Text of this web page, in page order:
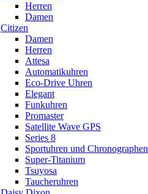
Herren
Damen
Citizen
Damen
Herren
Attesa
Automatikuhren
Eco-Drive Uhren
Elegant
Funkuhren
Promaster
Satellite Wave GPS
Series 8
Sportuhren und Chronographen
Super-Titanium
Tsuyosa
Taucheruhren